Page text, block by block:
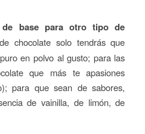
base para otro tipo de
chocolate solo tendrás que
en polvo al gusto; para las
que más te apasiones
para que sean de sabores,
de vainilla, de limón, de